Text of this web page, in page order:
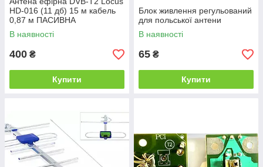
HD-016 (11 дб) 15 м кабель
0,87 м ПАСИВНА
В наявності
400 ₴
Купити
Блок живлення регульований
для польської антени
В наявності
65 ₴
Купити